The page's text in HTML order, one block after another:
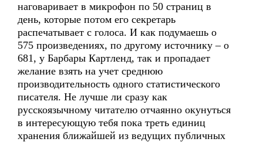
наговаривает в микрофон по 50 страниц в
день, которые потом его секретарь
распечатывает с голоса. И как подумаешь о
575 произведениях, по другому источнику – о
681, у Барбары Картленд, так и пропадает
желание взять на учет среднюю
производительность одного статистического
писателя. Не лучше ли сразу как
русскоязычному читателю отчаянно окунуться
в интересующую тебя пока треть единиц
хранения ближайшей из ведущих публичных